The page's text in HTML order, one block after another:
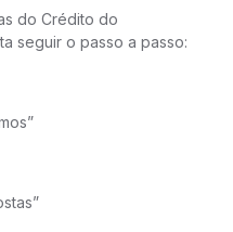
do Crédito do
seguir o passo a passo: